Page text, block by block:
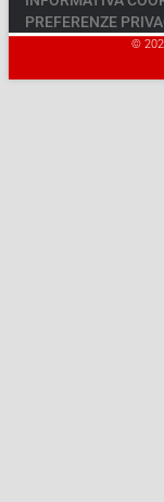
PREFERENZE
©